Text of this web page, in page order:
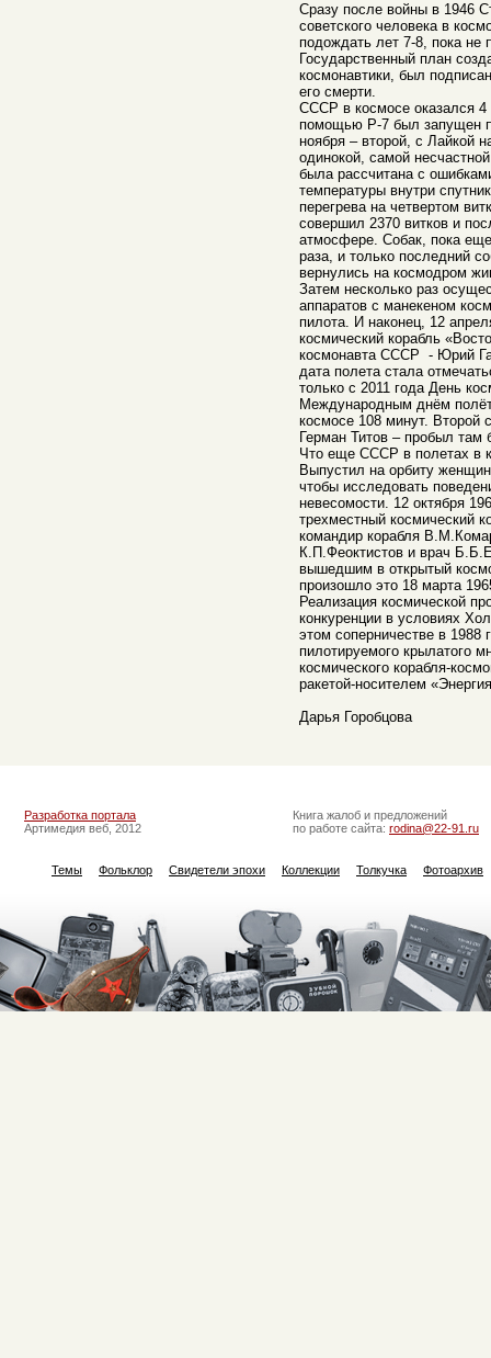
Сразу после войны в 1946
советского человека в
подождать лет 7-8, пока не
Государственный план
космонавтики, был
его смерти.
СССР в космосе оказался 4
помощью Р-7 был запущен
ноября – второй, с Лайкой
одинокой, самой
была рассчитана с
температуры внутри
перегрева на четвертом
совершил 2370 витков и
атмосфере. Собак, пока
раза, и только последний
вернулись на космодром
Затем несколько раз
аппаратов с манекеном
пилота. И наконец, 12
космический корабль
космонавта СССР - Юрий
дата полета стала
только с 2011 года День
Международным днём
космосе 108 минут. Второй
Герман Титов – пробыл там
Что еще СССР в полетах в
Выпустил на орбиту
чтобы исследовать
невесомости. 12 октября
трехместный космический
командир корабля
К.П.Феоктистов и врач
вышедшим в открытый
произошло это 18 марта
Реализация космической
конкуренции в условиях
этом соперничестве в 1988
пилотируемого крылатого
космического корабля-
ракетой-носителем
Дарья Горобцова
Разработка портала
Артимедия веб, 2012
Книга жалоб и предложений
по работе сайта: rodina@22-91.ru
Темы Фольклор Свидетели эпохи Коллекции Толкучка Фотоархив